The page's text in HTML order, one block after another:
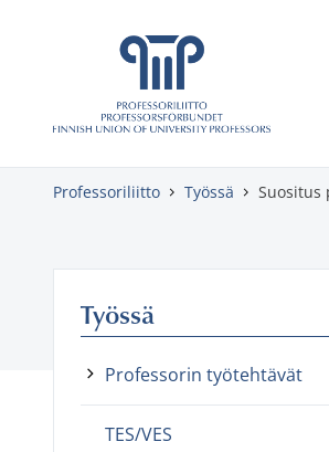
Skippaa sisältö
Professoriliitto Työssä Suositus
Työssä
Professorin työtehtävät
TES/VES